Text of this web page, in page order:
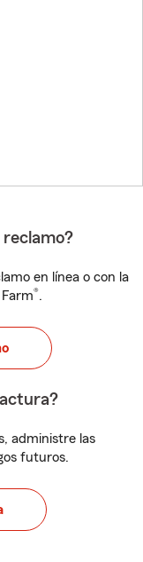
en línea o con la
®.
administre las
futuros.